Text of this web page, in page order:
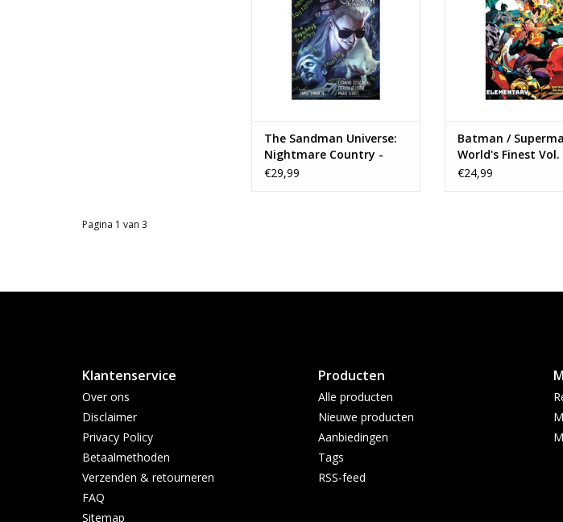
TOEVOEGEN AAN WINKELWAGEN
The Sandman Universe:
Nightmare Country -
The Glass House HC
€29,99
Batman /
World's Finest Vol.
Elementary HC
€24,99
Pagina 1 van 3
Klantenservice
Over ons
Disclaimer
Privacy Policy
Betaalmethoden
Verzenden & retourneren
FAQ
Sitemap
Producten
Alle producten
Nieuwe producten
Aanbiedingen
Tags
RSS-feed